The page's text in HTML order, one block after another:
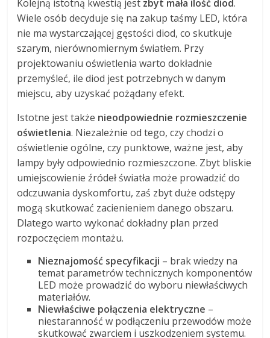
Kolejną istotną kwestią jest zbyt mała ilość diod.
Wiele osób decyduje się na zakup taśmy LED, która
nie ma wystarczającej gęstości diod, co skutkuje
szarym, nierównomiernym światłem. Przy
projektowaniu oświetlenia warto dokładnie
przemyśleć, ile diod jest potrzebnych w danym
miejscu, aby uzyskać pożądany efekt.
Istotne jest także nieodpowiednie rozmieszczenie
oświetlenia. Niezależnie od tego, czy chodzi o
oświetlenie ogólne, czy punktowe, ważne jest, aby
lampy były odpowiednio rozmieszczone. Zbyt bliskie
umiejscowienie źródeł światła może prowadzić do
odczuwania dyskomfortu, zaś zbyt duże odstępy
mogą skutkować zacienieniem danego obszaru.
Dlatego warto wykonać dokładny plan przed
rozpoczęciem montażu.
Nieznajomość specyfikacji – brak wiedzy na
temat parametrów technicznych komponentów
LED może prowadzić do wyboru niewłaściwych
materiałów.
Niewłaściwe połączenia elektryczne –
niestaranność w podłączeniu przewodów może
skutkować zwarciem i uszkodzeniem systemu.